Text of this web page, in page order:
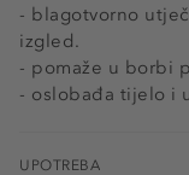
- blagotvorno
izgled.
- pomaže u borbi
- oslobađa tijelo i
UPOTREBA